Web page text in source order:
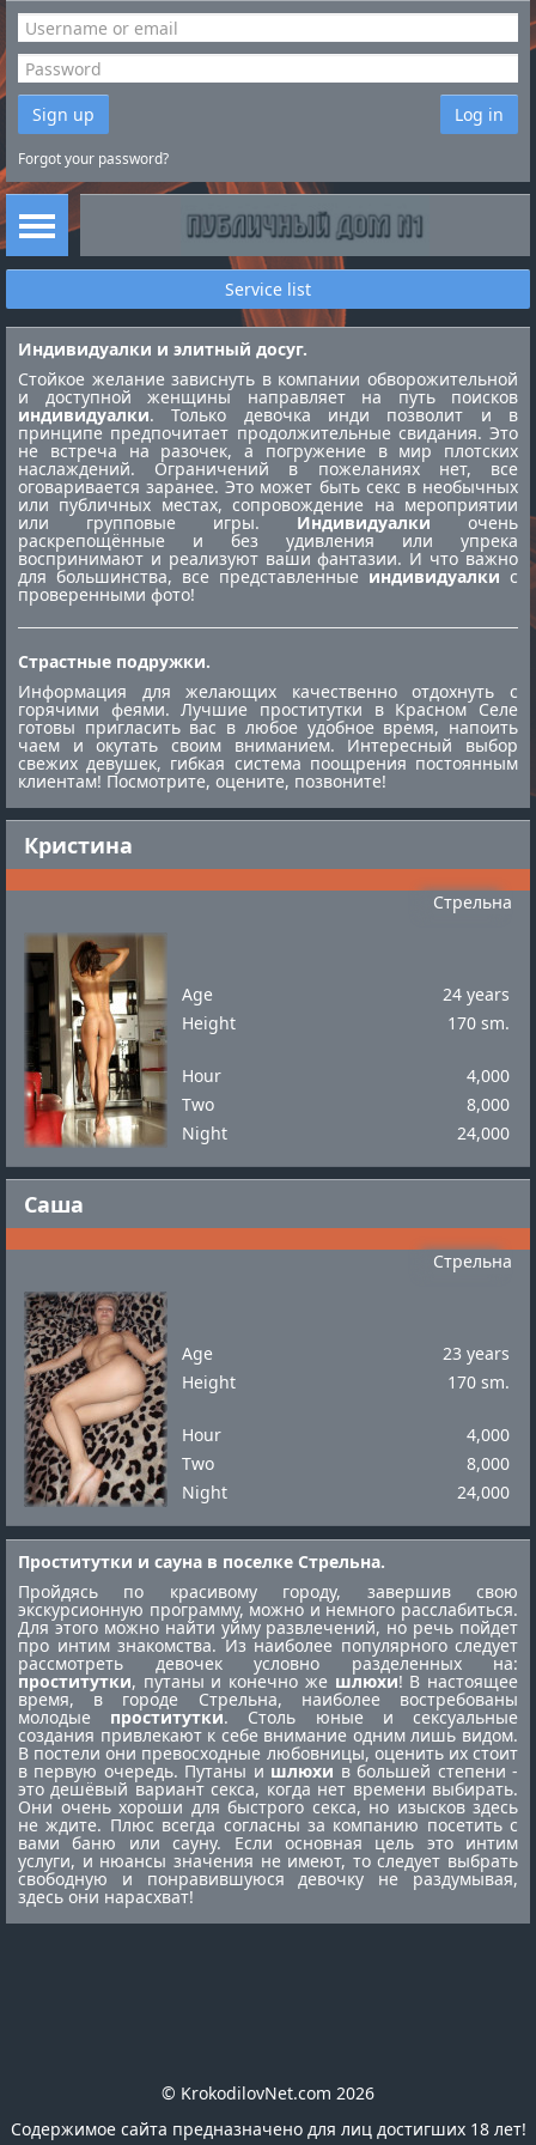
Sign up Log in
Forgot your password?
Service list
Кристина
Стрельна
Age
24 years
Height
170 sm.
Hour
4,000
Two
8,000
Night
24,000
Саша
Стрельна
Age
23 years
Height
170 sm.
Hour
4,000
Two
8,000
Night
24,000
Индивидуалки и элитный досуг.
Стойкое желание зависнуть в компании обворожительной
и доступной женщины направляет на путь поисков
индивидуалки. Только девочка инди позволит и в
принципе предпочитает продолжительные свидания. Это
не встреча на разочек, а погружение в мир плотских
наслаждений. Ограничений в пожеланиях нет, все
оговаривается заранее. Это может быть секс в необычных
или публичных местах, сопровождение на мероприятии
или групповые игры. Индивидуалки очень
раскрепощённые и без удивления или упрека
воспринимают и реализуют ваши фантазии. И что важно
для большинства, все представленные индивидуалки с
проверенными фото!
Страстные подружки.
Информация для желающих качественно отдохнуть с
горячими феями. Лучшиепроститутки в Красном Селе
готовы пригласить вас в любое удобное время, напоить
чаем и окутать своим вниманием. Интересный выбор
свежих девушек, гибкая система поощрения постоянным
клиентам! Посмотрите, оцените, позвоните!
Проститутки и сауна в поселке Стрельна.
Пройдясь по красивому городу, завершив свою
экскурсионную программу, можно и немного расслабиться.
Для этого можно найти уйму развлечений, но речь пойдет
про интим знакомства. Из наиболее популярного следует
рассмотреть девочек условно разделенных на:
проститутки, путаны и конечно же шлюхи! В настоящее
время, в городе Стрельна, наиболее востребованы
молодые проститутки. Столь юные и сексуальные
создания привлекают к себе внимание одним лишь видом.
В постели они превосходные любовницы, оценить их стоит
в первую очередь. Путаны и шлюхи в большей степени -
это дешёвый вариант секса, когда нет времени выбирать.
Они очень хороши для быстрого секса, но изысков здесь
не ждите. Плюс всегда согласны за компанию посетить с
вами баню или сауну. Если основная цель это интим
услуги, и нюансы значения не имеют, то следует выбрать
свободную и понравившуюся девочку не раздумывая,
здесь они нарасхват!
© KrokodilovNet.com 2026
Содержимое сайта предназначено для лиц достигших 18 лет!